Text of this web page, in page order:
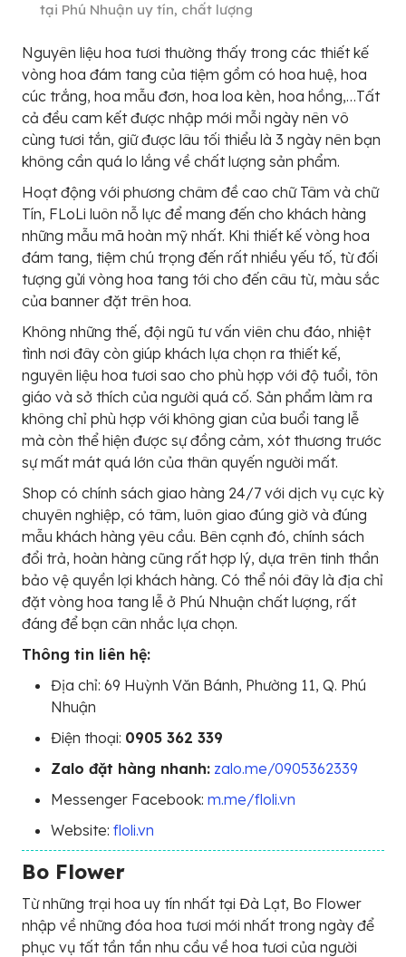
tại Phú Nhuận uy tín, chất lượng
Nguyên liệu hoa tươi thường thấy trong các thiết kế
vòng hoa đám tang của tiệm gồm có hoa huệ, hoa
cúc trắng, hoa mẫu đơn, hoa loa kèn, hoa hồng,…Tất
cả đều cam kết được nhập mới mỗi ngày nên vô
cùng tươi tắn, giữ được lâu tối thiểu là 3 ngày nên bạn
không cần quá lo lắng về chất lượng sản phẩm.
Hoạt động với phương châm đề cao chữ Tâm và chữ
Tín, FLoLi luôn nỗ lực để mang đến cho khách hàng
những mẫu mã hoàn mỹ nhất. Khi thiết kế vòng hoa
đám tang, tiệm chú trọng đến rất nhiều yếu tố, từ đối
tượng gửi vòng hoa tang tới cho đến câu từ, màu sắc
của banner đặt trên hoa.
Không những thế, đội ngũ tư vấn viên chu đáo, nhiệt
tình nơi đây còn giúp khách lựa chọn ra thiết kế,
nguyên liệu hoa tươi sao cho phù hợp với độ tuổi, tôn
giáo và sở thích của người quá cố. Sản phẩm làm ra
không chỉ phù hợp với không gian của buổi tang lễ
mà còn thể hiện được sự đồng cảm, xót thương trước
sự mất mát quá lớn của thân quyến người mất.
Shop có chính sách giao hàng 24/7 với dịch vụ cực kỳ
chuyên nghiệp, có tâm, luôn giao đúng giờ và đúng
mẫu khách hàng yêu cầu. Bên cạnh đó, chính sách
đổi trả, hoàn hàng cũng rất hợp lý, dựa trên tinh thần
bảo vệ quyền lợi khách hàng. Có thể nói đây là địa chỉ
đặt vòng hoa tang lễ ở Phú Nhuận chất lượng, rất
đáng để bạn cân nhắc lựa chọn.
Thông tin liên hệ:
Địa chỉ: 69 Huỳnh Văn Bánh, Phường 11, Q. Phú
Nhuận
Điện thoại: 0905 362 339
Zalo đặt hàng nhanh: zalo.me/0905362339
Messenger Facebook: m.me/floli.vn
Website: floli.vn
Bo Flower
Từ những trại hoa uy tín nhất tại Đà Lạt, Bo Flower
nhập về những đóa hoa tươi mới nhất trong ngày để
phục vụ tất tần tần nhu cầu về hoa tươi của người